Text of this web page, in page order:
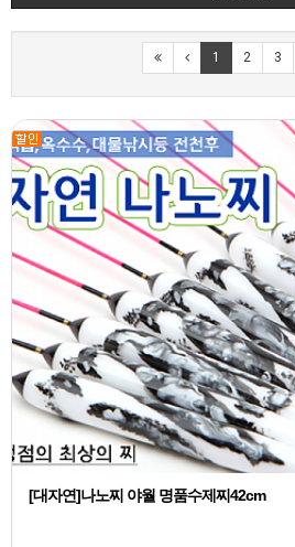
1 2 3
[대자연]나노찌 야월 명품수제찌42cm